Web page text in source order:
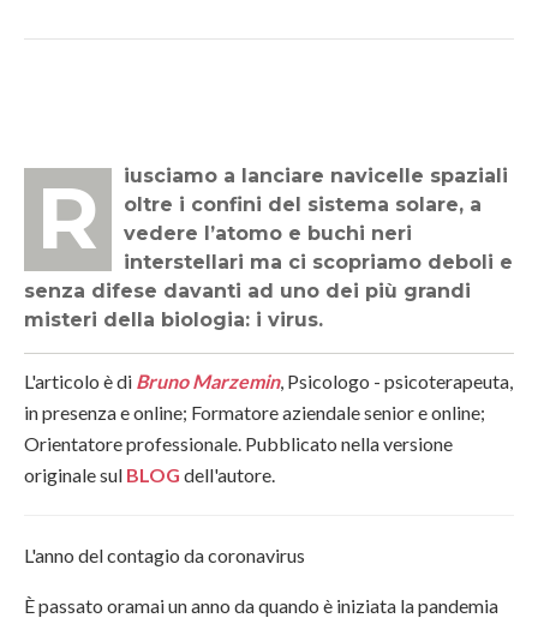
Riusciamo a lanciare navicelle spaziali
oltre i confini del sistema solare, a
vedere l’atomo e buchi neri
interstellari ma ci scopriamo deboli e
senza difese davanti ad uno dei più grandi
misteri della biologia: i virus.
L'articolo è di Bruno Marzemin, Psicologo - psicoterapeuta,
in presenza e online; Formatore aziendale senior e online;
Orientatore professionale. Pubblicato nella versione
originale sul BLOG dell'autore.
L'anno del contagio da coronavirus
È passato oramai un anno da quando è iniziata la pandemia